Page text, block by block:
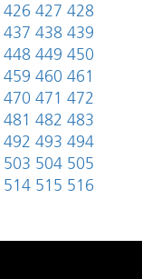
426 427 428
437 438 439
448 449 450
459 460 461
470 471 472
481 482 483
492 493 494
503 504 505
514 515 516